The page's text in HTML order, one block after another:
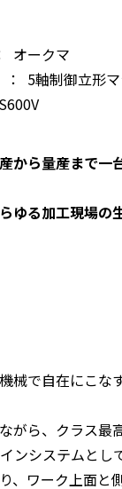
ークマ
5軸制御立形マ
ら量産まで一
る加工現場の
械で自在にこな
がら、クラス最
ンシステムと
、ワーク上面と